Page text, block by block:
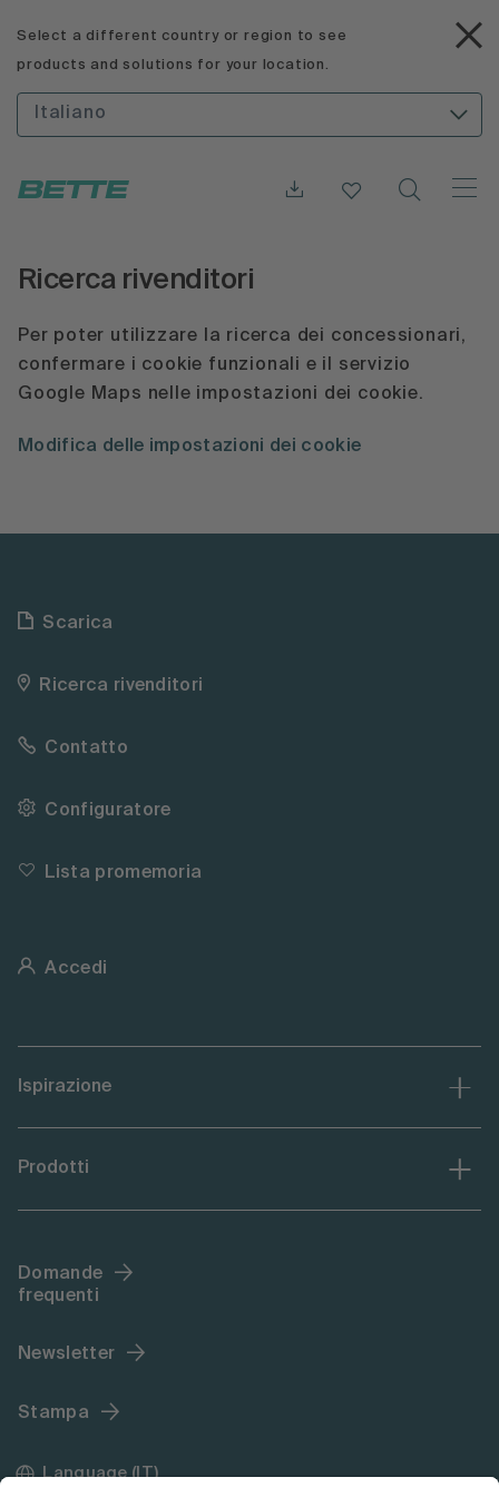
Select a different country or region to see
products and solutions for your location.
Italiano
Ricerca rivenditori
Per poter utilizzare la ricerca dei concessionari,
confermare i cookie funzionali e il servizio
Google Maps nelle impostazioni dei cookie.
Modifica delle impostazioni dei cookie
Scarica
Ricerca rivenditori
Contatto
Configuratore
Lista promemoria
Accedi
Ispirazione
Prodotti
Domande
frequenti
Newsletter
Stampa
Language (IT)